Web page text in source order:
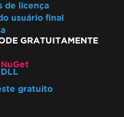
de licença
usuário final
GRATUITAMENTE
gratuito